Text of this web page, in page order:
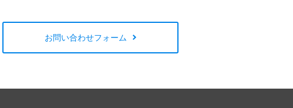
お問い合わせフォーム